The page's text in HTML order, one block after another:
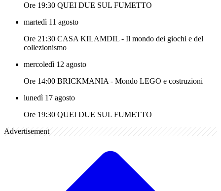
Ore 19:30 QUEI DUE SUL FUMETTO
martedì 11 agosto
Ore 21:30 CASA KILAMDIL - Il mondo dei giochi e del
collezionismo
mercoledì 12 agosto
Ore 14:00 BRICKMANIA - Mondo LEGO e costruzioni
lunedì 17 agosto
Ore 19:30 QUEI DUE SUL FUMETTO
Advertisement